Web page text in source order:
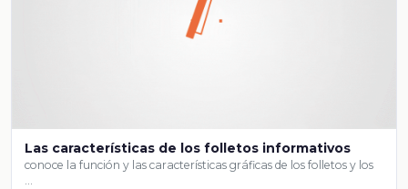
Las características de los folletos informativos
conoce la función y las características gráficas de los folletos y los